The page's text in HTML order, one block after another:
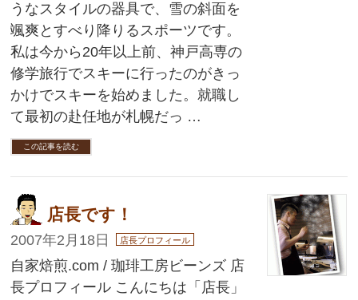
うなスタイルの器具で、雪の斜面を
颯爽とすべり降りるスポーツです。
私は今から20年以上前、神戸高専の
修学旅行でスキーに行ったのがきっ
かけでスキーを始めました。就職し
て最初の赴任地が札幌だっ …
この記事を読む
店長です！
2007年2月18日 店長プロフィール
自家焙煎.com / 珈琲工房ビーンズ 店
長プロフィール こんにちは「店長」